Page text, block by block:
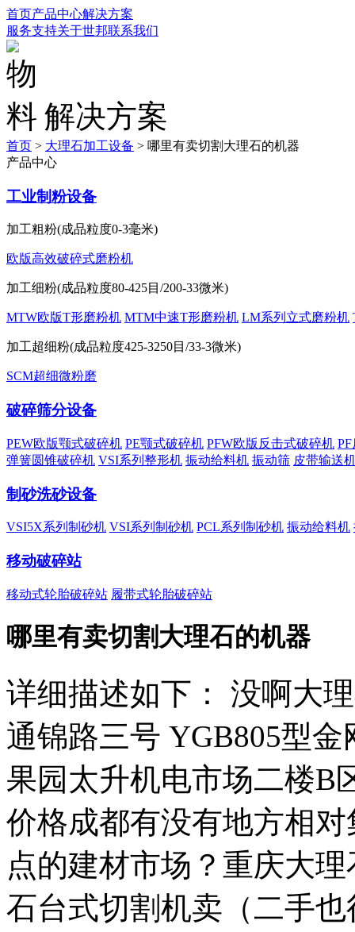
首页产品中心解决方案
服务支持关于世邦联系我们
解决方案
首页 > 大理石加工设备 > 哪里有卖切割大理石的机器
产品中心
工业制粉设备
加工粗粉(成品粒度0-3毫米)
欧版高效破碎式磨粉机
加工细粉(成品粒度80-425目/200-33微米)
MTW欧版T形磨粉机 MTM中速T形磨粉机 LM系列立式磨粉机
加工超细粉(成品粒度425-3250目/33-3微米)
SCM超细微粉磨
破碎筛分设备
PEW欧版颚式破碎机 PE颚式破碎机 PFW欧版反击式破碎机
弹簧圆锥破碎机 VSI系列整形机 振动给料机 振动筛 皮带输送
制砂洗砂设备
VSI5X系列制砂机 VSI系列制砂机 PCL系列制砂机 振动给料机
移动破碎站
移动式轮胎破碎站 履带式轮胎破碎站
哪里有卖切割大理石的机器
详细描述如下： 没啊大
通锦路三号 YGB805型
果园太升机电市场二楼B
价格成都有没有地方相
点的建材市场？重庆大
石台式切割机卖（二手